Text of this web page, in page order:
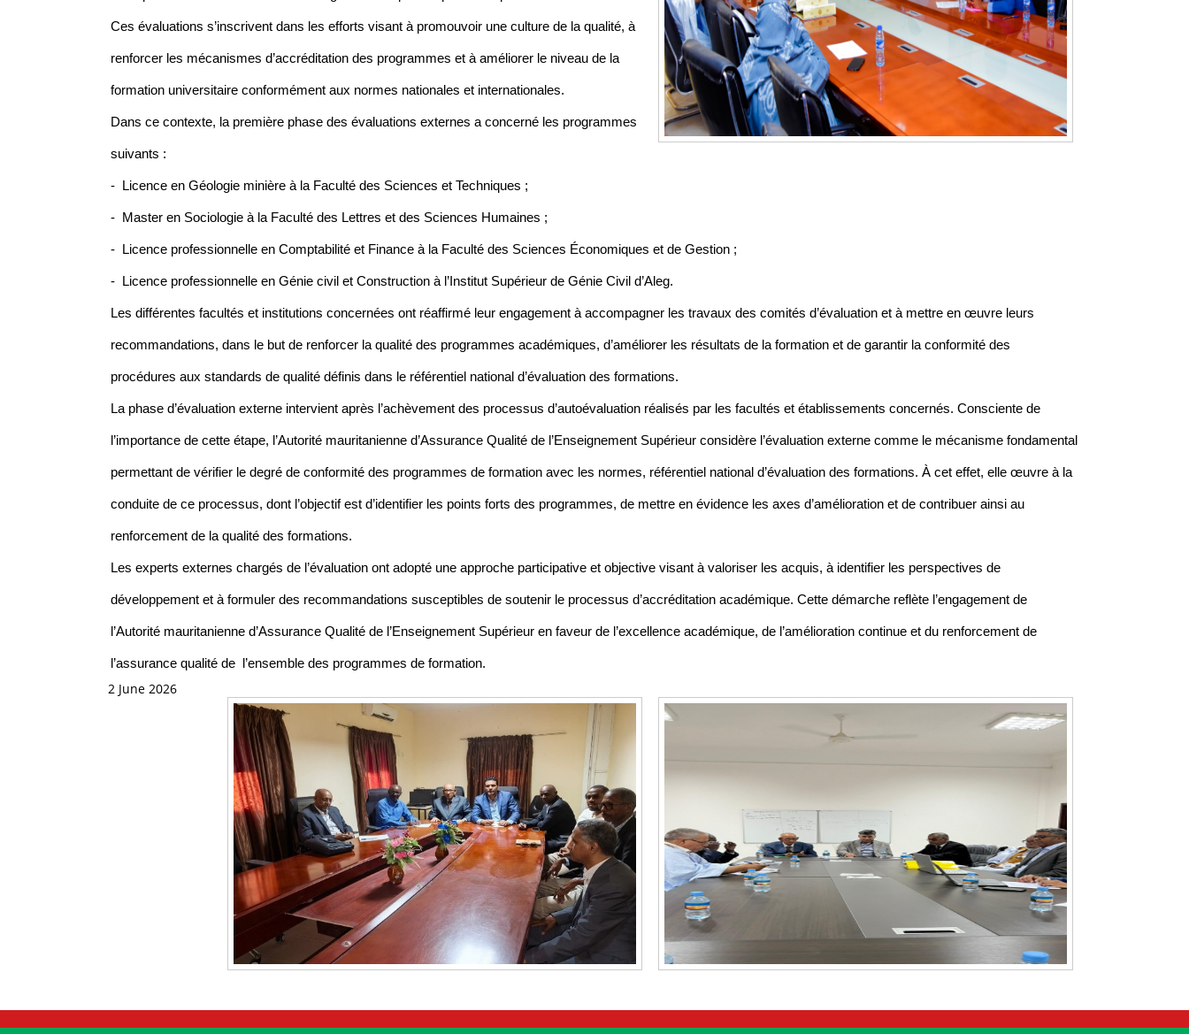
Ces évaluations s’inscrivent dans les efforts visant à promouvoir une culture de la qualité, à
renforcer les mécanismes d’accréditation des programmes et à améliorer le niveau de la
formation universitaire conformément aux normes nationales et internationales.
Dans ce contexte, la première phase des évaluations externes a concerné les programmes
suivants :
- Licence en Géologie minière à la Faculté des Sciences et Techniques ;
- Master en Sociologie à la Faculté des Lettres et des Sciences Humaines ;
- Licence professionnelle en Comptabilité et Finance à la Faculté des Sciences Économiques et de Gestion ;
- Licence professionnelle en Génie civil et Construction à l’Institut Supérieur de Génie Civil d’Aleg.
Les différentes facultés et institutions concernées ont réaffirmé leur engagement à accompagner les travaux des comités d’évaluation et à mettre en œuvre leurs
recommandations, dans le but de renforcer la qualité des programmes académiques, d’améliorer les résultats de la formation et de garantir la conformité des
procédures aux standards de qualité définis dans le référentiel national d’évaluation des formations.
La phase d’évaluation externe intervient après l’achèvement des processus d’autoévaluation réalisés par les facultés et établissements concernés. Consciente de
l’importance de cette étape, l’Autorité mauritanienne d’Assurance Qualité de l’Enseignement Supérieur considère l’évaluation externe comme le mécanisme fondamental
permettant de vérifier le degré de conformité des programmes de formation avec les normes, référentiel national d’évaluation des formations. À cet effet, elle œuvre à la
conduite de ce processus, dont l’objectif est d’identifier les points forts des programmes, de mettre en évidence les axes d’amélioration et de contribuer ainsi au
renforcement de la qualité des formations.
Les experts externes chargés de l’évaluation ont adopté une approche participative et objective visant à valoriser les acquis, à identifier les perspectives de
développement et à formuler des recommandations susceptibles de soutenir le processus d’accréditation académique. Cette démarche reflète l’engagement de
l’Autorité mauritanienne d’Assurance Qualité de l’Enseignement Supérieur en faveur de l’excellence académique, de l’amélioration continue et du renforcement de
l’assurance qualité de l’ensemble des programmes de formation.
2 June 2026